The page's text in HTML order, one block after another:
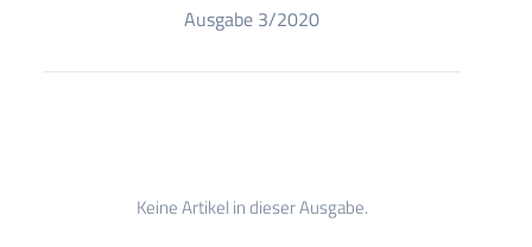
Ausgabe 3/2020
Keine Artikel in dieser Ausgabe.